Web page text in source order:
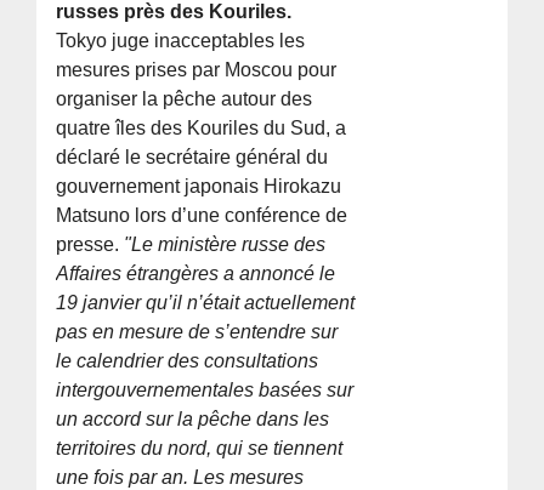
russes près des Kouriles.
Tokyo juge inacceptables les
mesures prises par Moscou pour
organiser la pêche autour des
quatre îles des Kouriles du Sud, a
déclaré le secrétaire général du
gouvernement japonais Hirokazu
Matsuno lors d’une conférence de
presse. "Le ministère russe des
Affaires étrangères a annoncé le
19 janvier qu’il n’était actuellement
pas en mesure de s’entendre sur
le calendrier des consultations
intergouvernementales basées sur
un accord sur la pêche dans les
territoires du nord, qui se tiennent
une fois par an. Les mesures